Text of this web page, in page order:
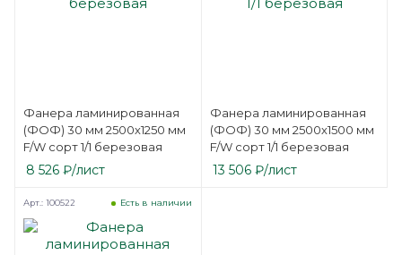
Фанера ламинированная
(ФОФ) 30 мм 2500х1250 мм
F/W сорт 1/1 березовая
8 526 ₽/лист
Фанера ламинированная
(ФОФ) 30 мм 2500х1500 мм
F/W сорт 1/1 березовая
13 506₽/лист
Есть в наличии
Арт.: 100522